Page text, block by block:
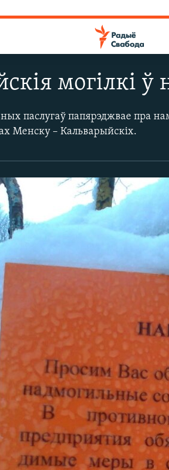
могілкі ў
паслугаў папярэджвае пра
Менску – Кальварыйскіх.